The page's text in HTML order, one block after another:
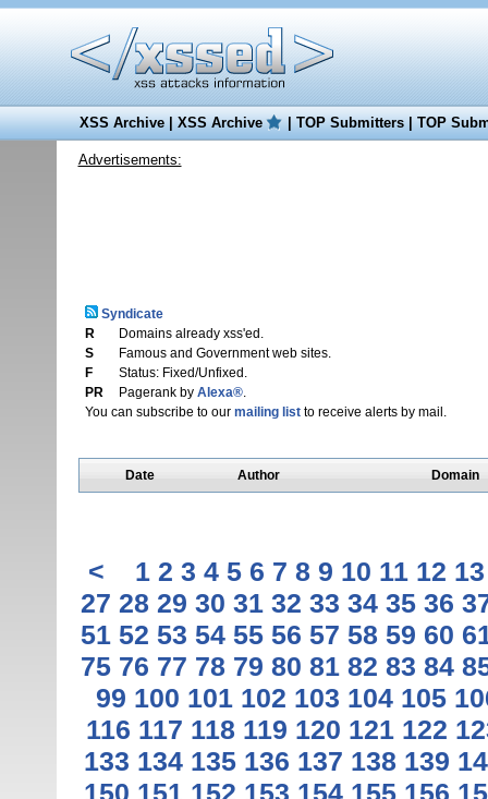
XSS Archive|XSS Archive |TOP Submitters|TOP
Advertisements:
Syndicate
R
Domains already xss'ed.
S
Famous and Government web sites.
F
Status: Fixed/Unfixed.
PR
Pagerank by Alexa®.
You can subscribe to our mailing listto receive alerts by mail.
Date Author Domain
< 1 2 3 4 5 6 7 8 9 10 11 12 13
27 28 29 30 31 32 33 34 35 36
51 52 53 54 55 56 57 58 59 60
75 76 77 78 79 80 81 82 83 84
99 100 101 102 103 104 105
116 117 118 119 120 121 122
133 134 135 136 137 138 139
150 151 152 153 154 155 156